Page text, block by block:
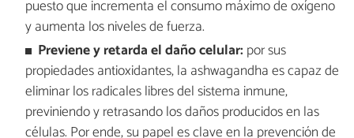
puesto que incrementa el consumo máximo de oxígeno
y aumenta los niveles de fuerza.
Previene y retarda el daño celular: por sus
propiedades antioxidantes, la ashwagandha es capaz de
eliminar los radicales libres del sistema inmune,
previniendo y retrasando los daños producidos en las
células. Por ende, su papel es clave en la prevención de